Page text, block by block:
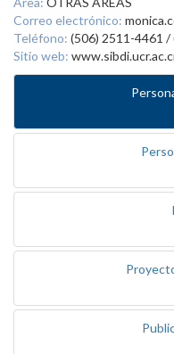
Correo electrónico:
Teléfono: (506) 2511-4461
Sitio web: